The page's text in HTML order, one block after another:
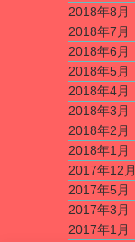
2018年8月
2018年7月
2018年6月
2018年5月
2018年4月
2018年3月
2018年2月
2018年1月
2017年12月
2017年5月
2017年3月
2017年1月